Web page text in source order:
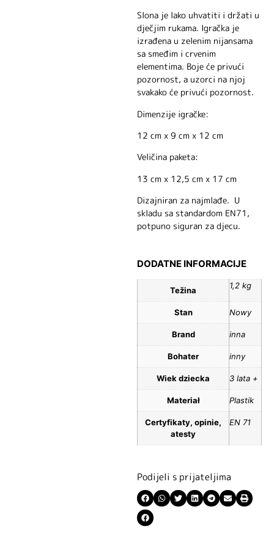
Slona je lako uhvatiti i držati u
dječjim rukama. Igračka je
izrađena u zelenim nijansama
sa smeđim i crvenim
elementima. Boje će privući
pozornost, a uzorci na njoj
svakako će privući pozornost.
Dimenzije igračke:
12 cm x 9 cm x 12 cm
Veličina paketa:
13 cm x 12,5 cm x 17 cm
Dizajniran za najmlađe. U
skladu sa standardom EN71,
potpuno siguran za djecu.
DODATNE INFORMACIJE
Težina 1,2 kg
Stan Nowy
Brand inna
Bohater inny
Wiek dziecka 3 lata +
Materiał Plastik
Certyfikaty, opinie,
atesty
EN 71
Podijeli s prijateljima